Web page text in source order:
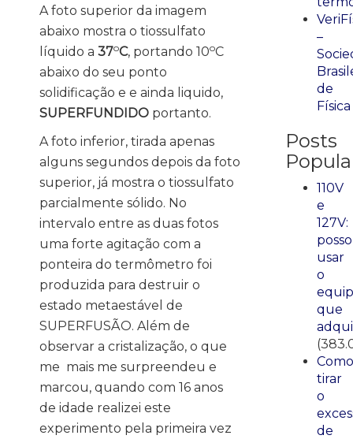
A foto superior da imagem
abaixo mostra o tiossulfato
líquido a 37oC, portando 10oC
abaixo do seu ponto
solidificação e e ainda liquido,
SUPERFUNDIDO portanto.
A foto inferior, tirada apenas
alguns segundos depois da foto
superior, já mostra o tiossulfato
parcialmente sólido. No
intervalo entre as duas fotos
uma forte agitação com a
ponteira do termômetro foi
produzida para destruir o
estado metaestável de
SUPERFUSÃO. Além de
observar a cristalização, o que
me mais me surpreendeu e
marcou, quando com 16 anos
de idade realizei este
experimento pela primeira vez
–
de
Física
Posts
110V
e
127V:
posso
usar
o
que
Como
tirar
o
de